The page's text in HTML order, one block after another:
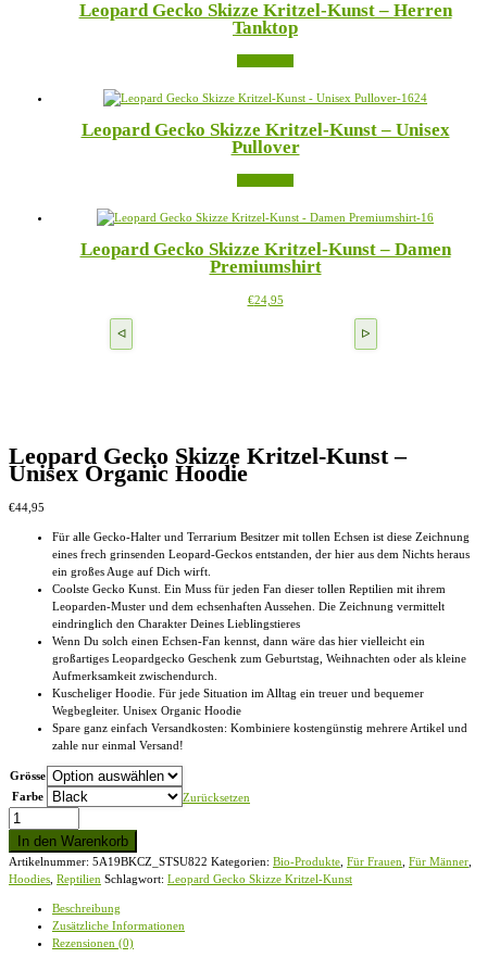
Leopard Gecko Skizze Kritzel-Kunst –
Unisex Organic Hoodie
€44,95
Für alle Gecko-Halter und Terrarium Besitzer mit tollen Echsen ist diese Zeichnung
eines frech grinsenden Leopard-Geckos entstanden, der hier aus dem Nichts heraus
ein großes Auge auf Dich wirft.
Coolste Gecko Kunst. Ein Muss für jeden Fan dieser tollen Reptilien mit ihrem
Leoparden-Muster und dem echsenhaften Aussehen. Die Zeichnung vermittelt
eindringlich den Charakter Deines Lieblingstieres
Wenn Du solch einen Echsen-Fan kennst, dann wäre das hier vielleicht ein
großartiges Leopardgecko Geschenk zum Geburtstag, Weihnachten oder als kleine
Aufmerksamkeit zwischendurch.
Kuscheliger Hoodie. Für jede Situation im Alltag ein treuer und bequemer
Wegbegleiter. Unisex Organic Hoodie
Spare ganz einfach Versandkosten: Kombiniere kostengünstig mehrere Artikel und
zahle nur einmal Versand!
Grösse
Farbe
Zurücksetzen
Leopard
Gecko
Skizze
Kritzel-
Kunst
In den Warenkorb
Artikelnummer: 5A19BKCZ_STSU822 Kategorien: Bio-Produkte Für Frauen Für Männer
Hoodies Reptilien Schlagwort: Leopard Gecko Skizze Kritzel-Kunst
Beschreibung
Zusätzliche Informationen
Rezensionen (0)
Produktseite
gewählt
Varianten
auf.
auf
Produktseite
gewählt
Leopard Gecko Skizze Kritzel-Kunst – Herren
Tanktop
Leopard Gecko Skizze Kritzel-Kunst – Unisex
Pullover
Leopard Gecko Skizze Kritzel-Kunst – Damen
Premiumshirt
€24,95Dieses
auf